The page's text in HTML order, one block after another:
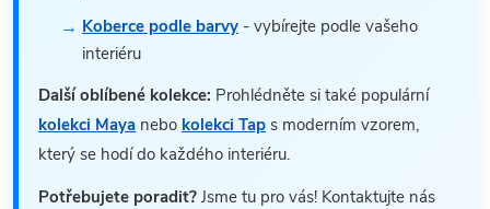
Koberce podle barvy - vybírejte podle vašeho
interiéru
Další oblíbené kolekce: Prohlédněte si také populární
kolekci Maya nebo kolekci Tap s moderním vzorem,
který se hodí do každého interiéru.
Potřebujete poradit? Jsme tu pro vás! Kontaktujte nás